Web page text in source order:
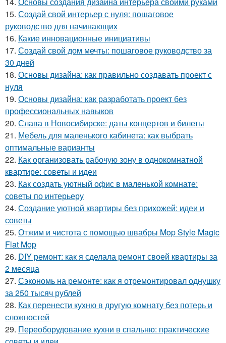
15. Создай свой интерьер с нуля: пошаговое
руководство для начинающих
16. Какие инновационные инициативы
17. Создай свой дом мечты: пошаговое руководство за
30 дней
18. Основы дизайна: как правильно создавать проект с
нуля
19. Основы дизайна: как разработать проект без
профессиональных навыков
20. Слава в Новосибирске: даты концертов и билеты
21. Мебель для маленького кабинета: как выбрать
оптимальные варианты
22. Как организовать рабочую зону в однокомнатной
квартире: советы и идеи
23. Как создать уютный офис в маленькой комнате:
советы по интерьеру
24. Создание уютной квартиры без прихожей: идеи и
советы
25. Отжим и чистота с помощью швабры Mop Style Magic
Flat Mop
26. DIY ремонт: как я сделала ремонт своей квартиры за
2 месяца
27. Сэкономь на ремонте: как я отремонтировал однушку
за 250 тысяч рублей
28. Как перенести кухню в другую комнату без потерь и
сложностей
29. Переоборудование кухни в спальню: практические